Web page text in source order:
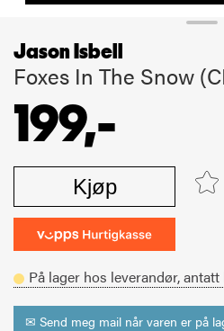
Jason Isbell
Foxes In The Snow
199,-
Kjøp
På lager hos leverandør,antatt
✉ Send meg mail når varen er på